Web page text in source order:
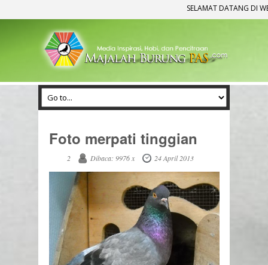
SELAMAT DATANG DI
Foto merpati tinggian
2 Dibaca: 9976 x 24 April 2013